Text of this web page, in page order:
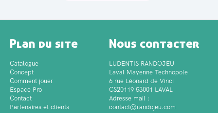
Plan du site
Catalogue
Concept
Comment jouer
Espace Pro
Contact
Partenaires et clients
Nous contacter
LUDENTIS RANDOJEU
Laval Mayenne Technopole
6 rue Léonard de Vinci
CS20119 53001 LAVAL
Adresse mail :
contact@randojeu.com